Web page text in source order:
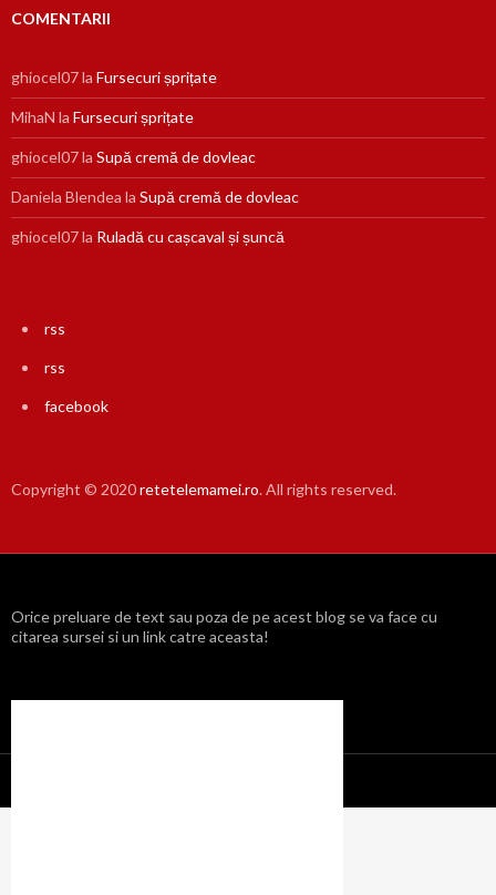
COMENTARII
ghiocel07la Fursecuri șprițate
MihaN la Fursecuri șprițate
ghiocel07la Supă cremă de dovleac
Daniela Blendea la Supă cremă de dovleac
ghiocel07la Ruladă cu cașcaval și șuncă
rss
rss
facebook
Copyright © 2020retetelemamei.ro. All rights reserved.
Orice preluare de text sau poza de pe acest blog se va face cu
citarea sursei si un link catre aceasta!